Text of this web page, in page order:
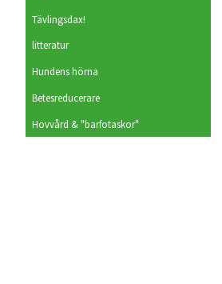
Tävlingsdax!
litteratur
Hundens hörna
Betesreducerare
Hovvård & "barfotaskor"